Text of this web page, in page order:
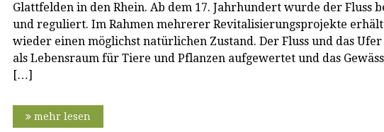
Glattfelden in den Rhein. Ab dem 17. Jahrhundert wurde der Fluss
und reguliert. Im Rahmen mehrerer Revitalisierungsprojekte
wieder einen möglichst natürlichen Zustand. Der Fluss und das
als Lebensraum für Tiere und Pflanzen aufgewertet und das
[…]
mehr lesen